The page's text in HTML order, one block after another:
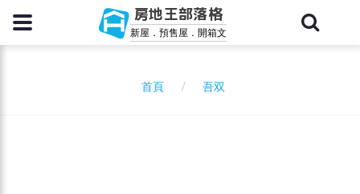
房地王部落格
新屋．預售屋．開箱文
首頁 吾双